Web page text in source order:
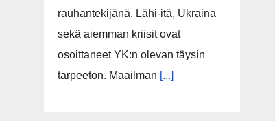
rauhantekijänä. Lähi-itä, Ukraina
sekä aiemman kriisit ovat
osoittaneet YK:n olevan täysin
tarpeeton. Maailman [...]